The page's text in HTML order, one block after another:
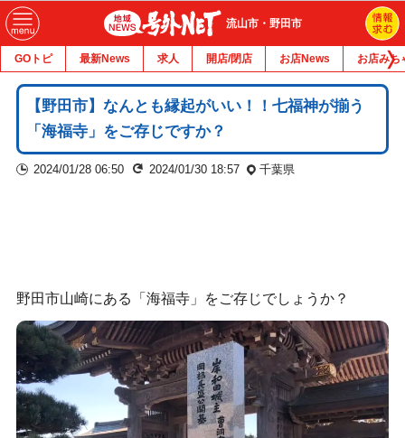
流山市・野田市
GOトピ 最新News 求人 開店/閉店 お店News お店みち
【野田市】なんとも縁起がいい！！七福神が揃う
「海福寺」をご存じですか？
2024/01/28 06:50 2024/01/30 18:57 千葉県
野田市山崎にある「海福寺」をご存じでしょうか？